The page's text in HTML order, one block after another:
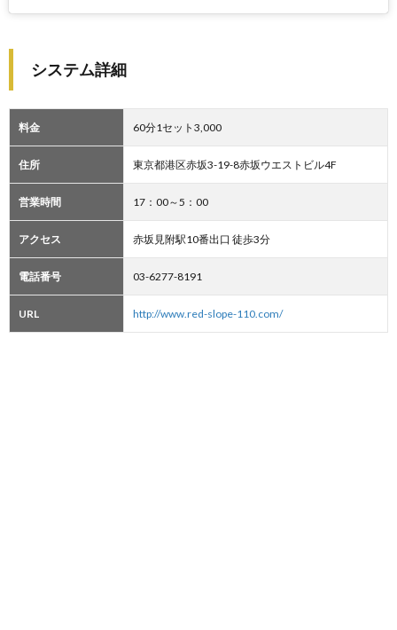
システム詳細
料金 60分1セット3,000
住所 東京都港区赤坂3-19-8赤坂ウエストビル4F
営業時間 17：00～5：00
アクセス 赤坂見附駅10番出口 徒歩3分
電話番号 03-6277-8191
URL http://www.red-slope-110.com/